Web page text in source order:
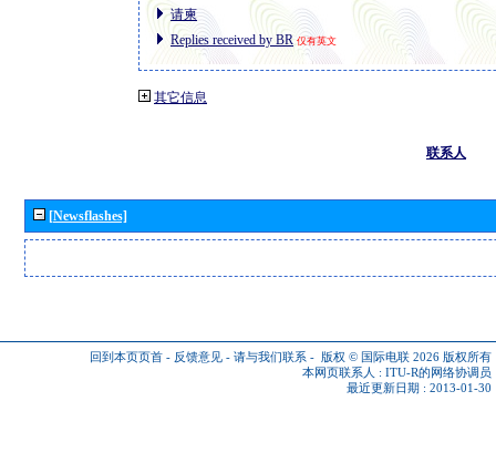
请柬
Replies received by BR 仅有英文
其它信息
联系人
[Newsflashes]
回到本页页首 - 反馈意见 - 请与我们联系 - 版权 © 国际电联 2026 版权所有
本网页联系人 : ITU-R的网络协调员
最近更新日期 : 2013-01-30